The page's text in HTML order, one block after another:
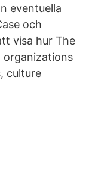
eventuella
och
visa hur The
organizations
culture